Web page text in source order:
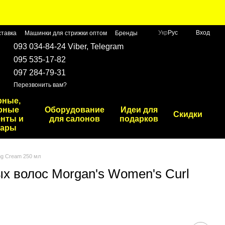
Машинки для стрижки оптом Бренды Укр Рус Вход
093 034-84-24 Viber, Telegram
095 535-17-82
097 284-79-31
Перезвонить вам?
и
Оборудование
для салонов
Идеи для
подарков
Скидки
Cream 250 мл
волос Morgan's Women's Curl